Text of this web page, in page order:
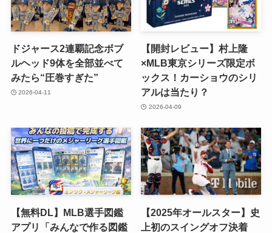
ドジャース2連覇記念ボブ
ルヘッド9体を全部並べて
みたら“圧巻すぎた”
2026-04-11
【開封レビュー】村上隆
×MLB東京シリーズ限定ボ
ックス！カーショウのシリ
アルは当たり？
2026-04-09
【無料DL】MLB選手図鑑
アプリ「みんなで作る図鑑
【2025年オールスター】史
上初のスイングオフ決着